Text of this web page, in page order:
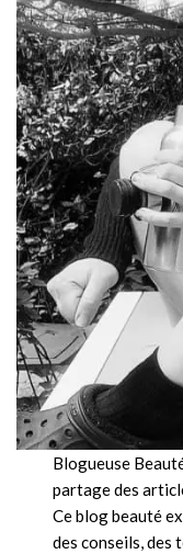
Blogueuse
partage des
Ce blog beauté
des conseils, des